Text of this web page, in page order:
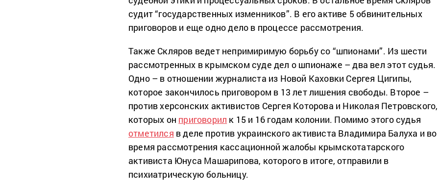
судит “государственных изменников”. В его активе 5 обвинительных
приговоров и еще одно дело в процессе рассмотрения.
Также Скляров ведет непримиримую борьбу со “шпионами”. Из шести
рассмотренных в крымском суде дел о шпионаже – два вел этот судья.
Одно – в отношении журналиста из Новой Каховки Сергея Цигипы,
которое закончилось приговором в 13 лет лишения свободы. Второе –
против херсонских активистов Сергея Которова и Николая Петровского,
которых он приговорил к 15 и 16 годам колонии. Помимо этого судья
отметился в деле против украинского активиста Владимира Балуха и во
время рассмотрения кассационной жалобы крымскотатарского
активиста Юнуса Машарипова, которого в итоге, отправили в
психиатрическую больницу.